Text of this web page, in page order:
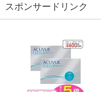
スポンサードリンク